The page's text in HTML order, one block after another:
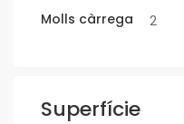
Molls càrrega
2
Superfície